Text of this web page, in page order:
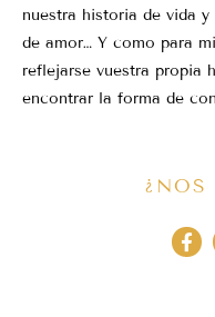
nuestra historia de vida
de amor… Y como para
reflejarse vuestra propia
encontrar la forma de
¿NOS